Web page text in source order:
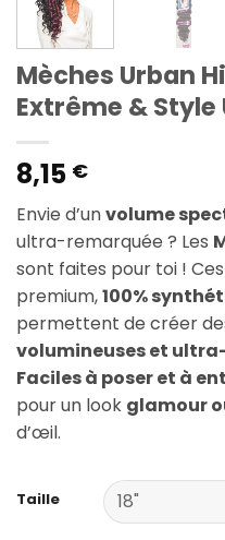
Mèches Urban
Extrême &
8,15 €
Envie d’unvolume
ultra-remarquée ? Les
sont faites pour toi !
premium,100%
permettent de créer
volumineuses et
Faciles à poser et à
pour un look glamour
d’œil.
Taille